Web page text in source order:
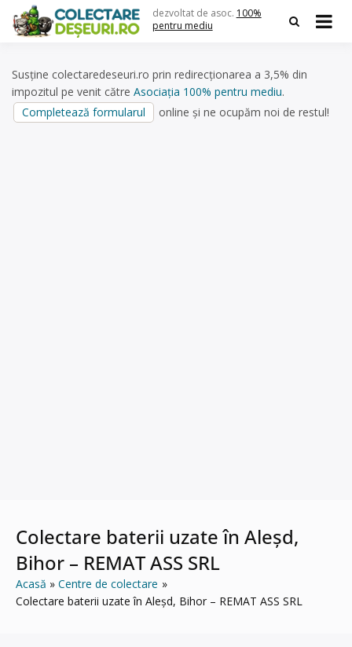
content
dezvoltat de asoc. 100%
pentru mediu
Susține colectaredeseuri.ro prin redirecționarea a 3,5% din
impozitul pe venit către Asociația 100% pentru mediu.
Completează formularul
online și ne ocupăm noi de restul!
Colectare baterii uzate în Aleșd,
Bihor – REMAT ASS SRL
Acasă
Centre de colectare
Colectare baterii uzate în Aleșd, Bihor – REMAT ASS SRL